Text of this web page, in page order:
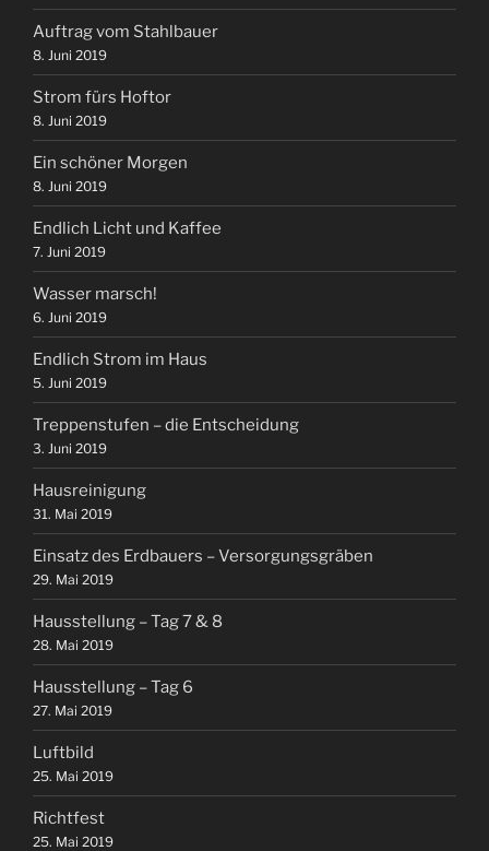
Auftrag vom Stahlbauer
8. Juni 2019
Strom fürs Hoftor
8. Juni 2019
Ein schöner Morgen
8. Juni 2019
Endlich Licht und Kaffee
7. Juni 2019
Wasser marsch!
6. Juni 2019
Endlich Strom im Haus
5. Juni 2019
Treppenstufen – die Entscheidung
3. Juni 2019
Hausreinigung
31. Mai 2019
Einsatz des Erdbauers – Versorgungsgräben
29. Mai 2019
Hausstellung – Tag 7 & 8
28. Mai 2019
Hausstellung – Tag 6
27. Mai 2019
Luftbild
25. Mai 2019
Richtfest
25. Mai 2019